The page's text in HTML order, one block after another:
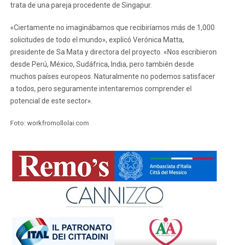
trata de una pareja procedente de Singapur.
«Ciertamente no imaginábamos que recibiríamos más de 1,000
solicitudes de todo el mundo», explicó Verónica Matta,
presidente de Sa Mata y directora del proyecto. «Nos escribieron
desde Perú, México, Sudáfrica, India, pero también desde
muchos países europeos. Naturalmente no podemos satisfacer
a todos, pero seguramente intentaremos comprender el
potencial de este sector».
Foto: workfromollolai.com